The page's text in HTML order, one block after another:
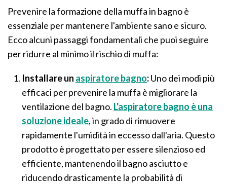
Prevenire la formazione della muffa in bagno è
essenziale per mantenere l'ambiente sano e sicuro.
Ecco alcuni passaggi fondamentali che puoi seguire
per ridurre al minimo il rischio di muffa:
Installare un aspiratore bagno:Uno dei modi più
efficaci per prevenire la muffa è migliorare la
ventilazione del bagno. L'aspiratore bagno è una
soluzione ideale, in grado di rimuovere
rapidamente l'umidità in eccesso dall'aria. Questo
prodotto è progettato per essere silenzioso ed
efficiente, mantenendo il bagno asciutto e
riducendo drasticamente la probabilità di